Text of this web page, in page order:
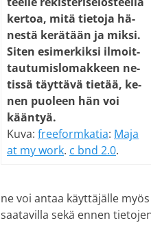
ker­toa, mi­tä tie­to­ja hä­
nes­tä ke­rä­tään ja mik­si.
Si­ten esi­mer­kik­si ilmoit­
tau­tu­mis­lo­mak­keen ne­
tis­sä täyt­tä­vä tie­tää, ke­
nen puo­leen hän voi
kään­tyä.
Kuva: freeformkatia: Maja
at my work. c bnd 2.0.
ne voi antaa käyttäjälle
saatavilla sekä ennen